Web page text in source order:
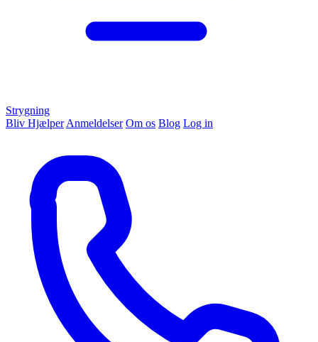
Strygning
Bliv Hjælper Anmeldelser Om os Blog Log in